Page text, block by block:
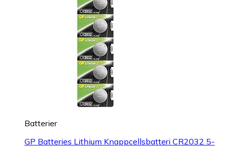
Batterier
GP Batteries Lithium Knappcellsbatteri CR2032 5-